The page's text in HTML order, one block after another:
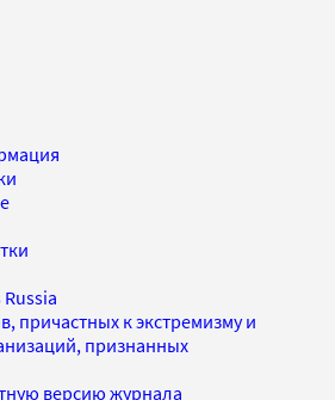
причастных к экстремизму и
признанных
версию журнала